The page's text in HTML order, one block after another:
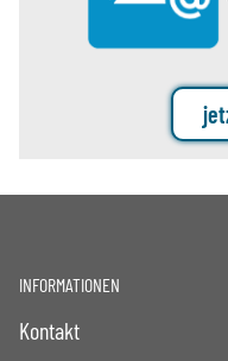
INFORMATIONEN
Kontakt